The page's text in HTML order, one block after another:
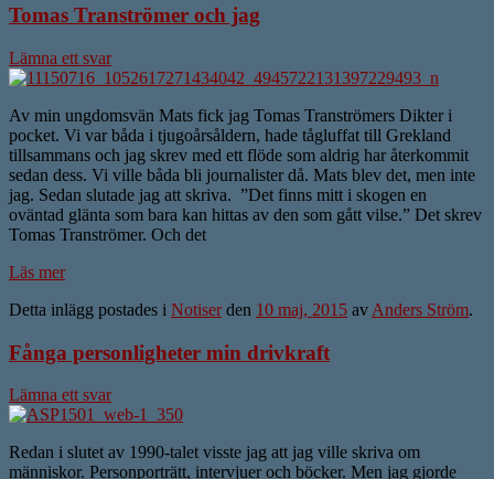
Tomas Tranströmer och jag
Lämna ett svar
Av min ungdomsvän Mats fick jag Tomas Tranströmers Dikter i
pocket. Vi var båda i tjugoårsåldern, hade tågluffat till Grekland
tillsammans och jag skrev med ett flöde som aldrig har återkommit
sedan dess. Vi ville båda bli journalister då. Mats blev det, men inte
jag. Sedan slutade jag att skriva. ”Det finns mitt i skogen en
oväntad glänta som bara kan hittas av den som gått vilse.” Det skrev
Tomas Tranströmer. Och det
Läs mer
Detta inlägg postades i Notiserden 10 maj, 2015 av Anders Ström.
Fånga personligheter min drivkraft
Lämna ett svar
Redan i slutet av 1990-talet visste jag att jag ville skriva om
människor. Personporträtt, intervjuer och böcker. Men jag gjorde